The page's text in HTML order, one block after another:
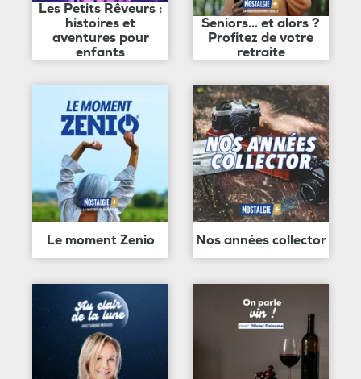
Les Petits Rêveurs :
histoires et
aventures pour
enfants
Seniors... et alors ?
Profitez de votre
retraite
Le moment Zenio Nos années collector